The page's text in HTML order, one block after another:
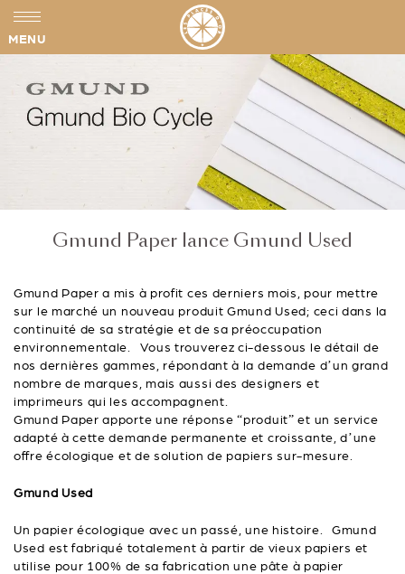
MENU
Gmund Paper lance Gmund Used
Gmund Paper a mis à profit ces derniers mois, pour mettre
sur le marché un nouveau produit Gmund Used; ceci dans la
continuité de sa stratégie et de sa préoccupation
environnementale. Vous trouverez ci-dessous le détail de
nos dernières gammes, répondant à la demande d’un grand
nombre de marques, mais aussi des designers et
imprimeurs qui les accompagnent.
Gmund Paper apporte une réponse “produit” et un service
adapté à cette demande permanente et croissante, d’une
offre écologique et de solution de papiers sur-mesure.
Gmund Used
Un papier écologique avec un passé, une histoire. Gmund
Used est fabriqué totalement à partir de vieux papiers et
utilise pour 100% de sa fabrication une pâte à papier